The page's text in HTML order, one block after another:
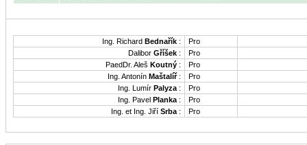
Ing. Richard Bednařík :
Pro
Dalibor Gříšek :
Pro
PaedDr. Aleš Koutný :
Pro
Ing. Antonín Maštalíř:
Pro
Ing. Lumír Palyza :
Pro
Ing. Pavel Planka :
Pro
Ing. et Ing. Jiří Srba : Pro